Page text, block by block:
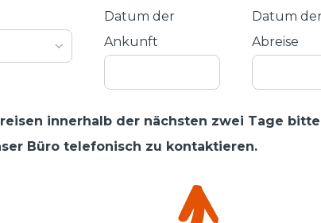
Datum der
Ankunft
Datum
Abreise
innerhalb der nächsten zwei Tage
Büro telefonisch zu kontaktieren.